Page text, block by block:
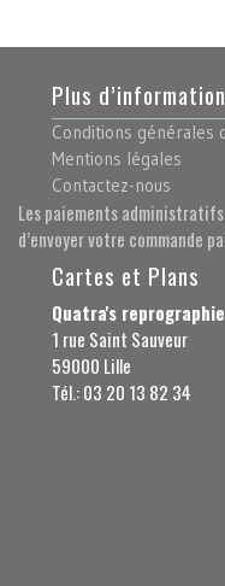
Plus
Conditions générales
Mentions légales
Contactez-nous
Les paiements
d’envoyer votre commande
Cartes et Plans
Quatra's
1 rue Saint Sauveur
59000 Lille
Tél.: 03 20 13 82 34